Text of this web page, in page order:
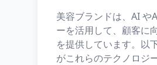
美容ブランドは、AI や
ーを活用して、顧客に
を提供しています。以
がこれらのテクノロジ